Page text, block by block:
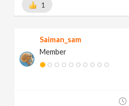
1
Saiman_sam
Member